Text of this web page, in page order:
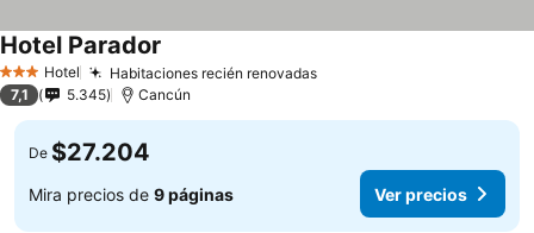
3 Estrellas
Hotel Habitaciones recién renovadas
Hotel Parador
7,1 5.345 Cancún
De $27.204
Mira precios de 9 páginas Ver precios